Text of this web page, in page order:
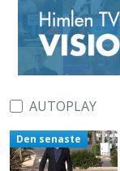
AUTOPLAY
Den senaste